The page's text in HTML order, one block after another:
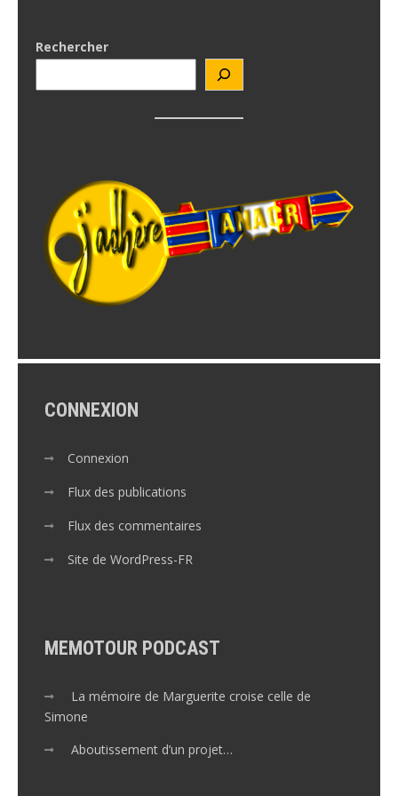
Rechercher
CONNEXION
Connexion
Flux des publications
Flux des commentaires
Site de WordPress-FR
MEMOTOUR PODCAST
La mémoire de Marguerite croise celle de
Simone
Aboutissement d’un projet…